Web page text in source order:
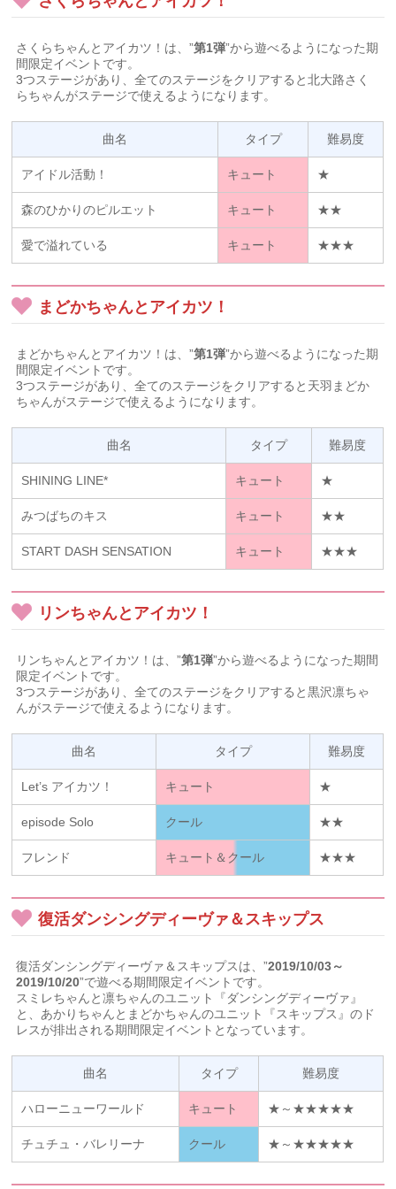
さくらちゃんとアイカツ！は、”第1弾”から遊べるようになった期
間限定イベントです。
3つステージがあり、全てのステージをクリアすると北大路さく
らちゃんがステージで使えるようになります。
曲名 タイプ 難易度
アイドル活動！ キュート ★
森のひかりのピルエット キュート ★★
愛で溢れている キュート ★★★
まどかちゃんとアイカツ！
まどかちゃんとアイカツ！は、”第1弾”から遊べるようになった期
間限定イベントです。
3つステージがあり、全てのステージをクリアすると天羽まどか
ちゃんがステージで使えるようになります。
曲名 タイプ 難易度
SHINING LINE* キュート ★
みつばちのキス キュート ★★
START DASH SENSATION キュート ★★★
リンちゃんとアイカツ！
リンちゃんとアイカツ！は、”第1弾”から遊べるようになった期間
限定イベントです。
3つステージがあり、全てのステージをクリアすると黒沢凛ちゃ
んがステージで使えるようになります。
曲名 タイプ 難易度
Let’s アイカツ！ キュート ★
episode Solo クール ★★
フレンド キュート＆クール ★★★
復活ダンシングディーヴァ＆スキップス
復活ダンシングディーヴァ＆スキップスは、”2019/10/03～
2019/10/20”で遊べる期間限定イベントです。
スミレちゃんと凛ちゃんのユニット『ダンシングディーヴァ』
と、あかりちゃんとまどかちゃんのユニット『スキップス』のド
レスが排出される期間限定イベントとなっています。
曲名 タイプ 難易度
ハローニューワールド キュート ★～★★★★★
チュチュ・バレリーナ クール ★～★★★★★